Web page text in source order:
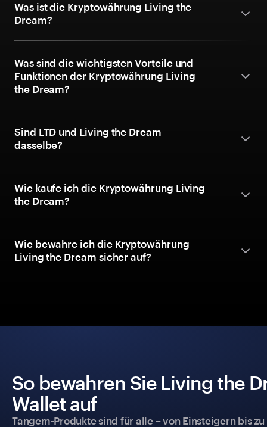
Was ist die Kryptowährung Living the
Dream?
Was sind die wichtigsten Vorteile und
Funktionen der Kryptowährung Living
the Dream?
Sind LTD und Living the Dream
dasselbe?
Wie kaufe ich die Kryptowährung Living
the Dream?
Wie bewahre ich die Kryptowährung
Living the Dream sicher auf?
So bewahren Sie Living the
Wallet auf
Tangem-Produkte sind für alle – von Einsteigern bis